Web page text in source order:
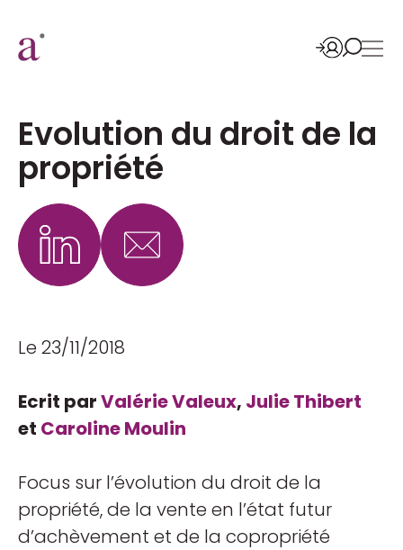
Evolution du droit de la
propriété
Le 23/11/2018
Ecrit parValérie Valeux, Julie Thibert
et Caroline Moulin
Focus sur l’évolution du droit de la
propriété, de la vente en l’état futur
d’achèvement et de la copropriété